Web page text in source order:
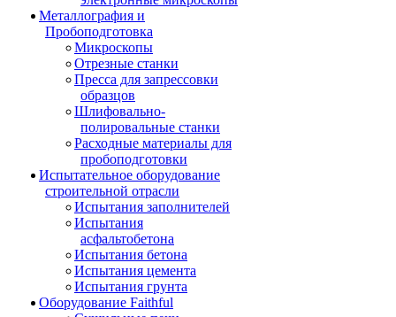
Металлография и
Пробоподготовка
Микроскопы
Отрезные станки
Пресса для запрессовки
образцов
Шлифовально-
полировальные станки
Расходные материалы для
пробоподготовки
Испытательное оборудование
строительной отрасли
Испытания заполнителей
Испытания
асфальтобетона
Испытания бетона
Испытания цемента
Испытания грунта
Оборудование Faithful